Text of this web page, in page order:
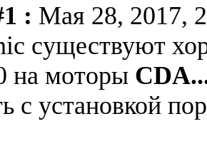
: Мая 28, 2017,
существуют
на моторы
с установкой